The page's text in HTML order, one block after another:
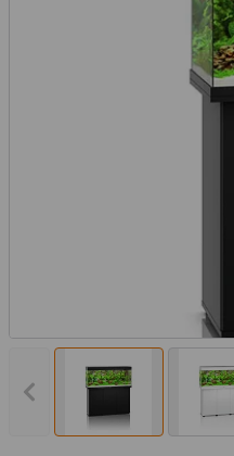
Vorheriges Bild anzeigen